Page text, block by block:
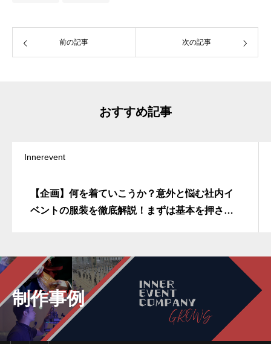
前の記事 次の記事
おすすめ記事
Innerevent
【企画】何を着ていこうか？意外と悩む社内イ
ベントの服装を徹底解説！まずは基本を押さえ
制作事例